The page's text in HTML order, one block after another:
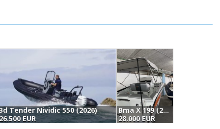
Tender Nividic 550 (2026)
EUR
Bma X 199 (2021)
28.000 EUR